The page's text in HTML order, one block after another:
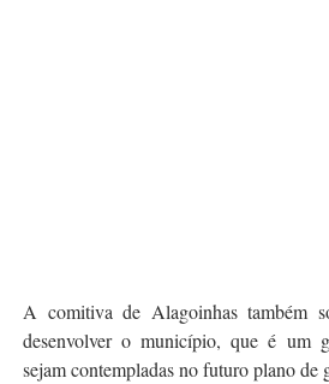
A comitiva de Alagoinhas também
desenvolver o município, que é um
sejam contempladas no futuro plano de